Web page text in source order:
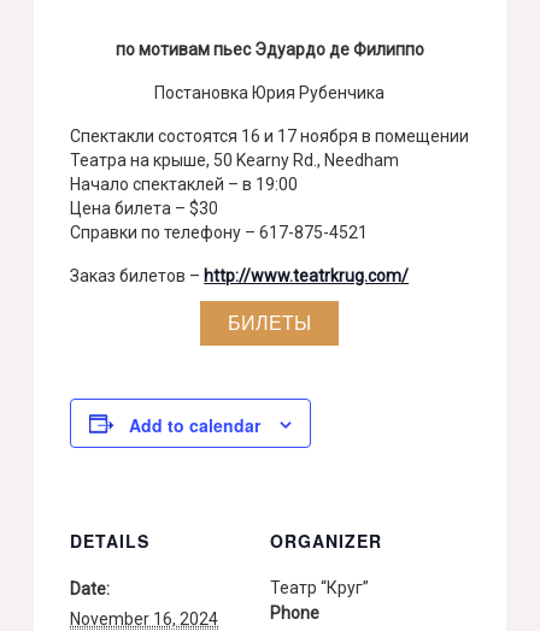
по мотивам пьес Эдуардо де Филиппо
Постановка Юрия Рубенчика
Спектакли состоятся 16 и 17 ноября в помещении
Театра на крыше, 50 Kearny Rd., Needham
Начало спектаклей – в 19:00
Цена билета – $30
Справки по телефону – 617-875-4521
Заказ билетов – http://www.teatrkrug.com/
БИЛЕТЫ
Add to calendar
DETAILS
Date:
November 16, 2024
ORGANIZER
Театр “Круг”
Phone